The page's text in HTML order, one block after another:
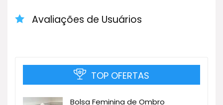
Avaliações de Usuários
TOP OFERTAS
Bolsa Feminina de Ombro